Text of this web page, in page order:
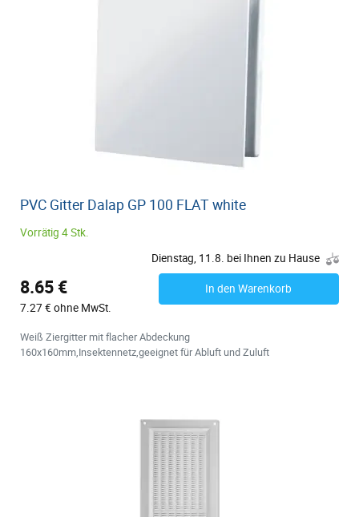
PVC Gitter Dalap GP 100 FLAT white
Vorrätig 4 Stk.
Dienstag, 11.8. bei Ihnen zu Hause
8.65 €
7.27 € ohne MwSt.
In den Warenkorb
Weiß Ziergitter mit flacher Abdeckung
160x160mm,Insektennetz,geeignet für Abluft und Zuluft